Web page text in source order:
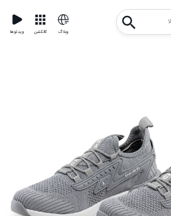
ویدئوها کالکشن وبلاگ